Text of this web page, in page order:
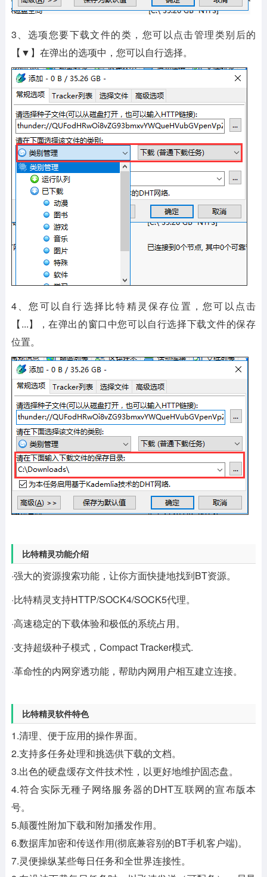
3、选项您要下载文件的类，您可以点击管理类别后的
【▼】在弹出的选项中，您可以自行选择。
4、您可以自行选择比特精灵保存位置，您可以点击
【...】，在弹出的窗口中您可以自行选择下载文件的保存
位置。
比特精灵功能介绍
·强大的资源搜索功能，让你方面快捷地找到BT资源。
·比特精灵支持HTTP/SOCK4/SOCK5代理。
·高速稳定的下载体验和极低的系统占用。
·支持超级种子模式，Compact Tracker模式.
·革命性的内网穿透功能，帮助内网用户相互建立连接。
比特精灵软件特色
1.清理、便于应用的操作界面。
2.支持多任务处理和挑选供下载的文档。
3.出色的硬盘缓存文件技术性，以更好地维护固态盘。
4.符合实际无種子网络服务器的DHT互联网的宣布版本
号。
5.颠覆性附加下载和附加播发作用。
6.数据库加密和传送作用(彻底兼容别的BT手机客户端)。
7.灵便操纵某些每日任务和全世界连接性。